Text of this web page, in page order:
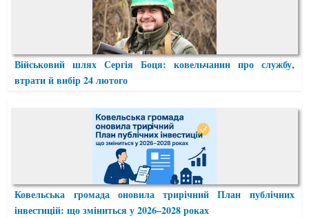
Військовий шлях Сергія Боця: ковельчанин про службу,
втрати й вибір 24 лютого
Ковельська громада оновила трирічний План публічних
інвестицій: що зміниться у 2026–2028 роках